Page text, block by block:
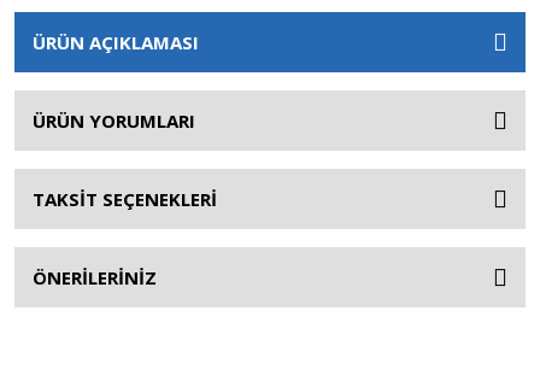
ÜRÜN AÇIKLAMASI
ÜRÜN YORUMLARI
TAKSİT SEÇENEKLERİ
ÖNERİLERİNİZ